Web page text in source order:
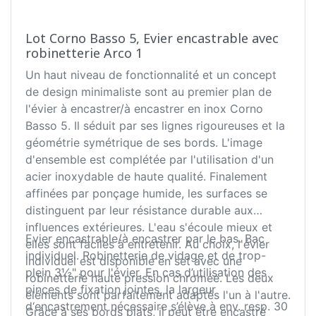
Lot Corno Basso 5, Evier encastrable avec
robinetterie Arco 1
Un haut niveau de fonctionnalité et un concept
de design minimaliste sont au premier plan de
l'évier à encastrer/à encastrer en inox Corno
Basso 5. Il séduit par ses lignes rigoureuses et la
géométrie symétrique de ses bords. L'image
d'ensemble est complétée par l'utilisation d'un
acier inoxydable de haute qualité. Finalement
affinées par ponçage humide, les surfaces se
distinguent par leur résistance durable aux
influences extérieures. L'eau s'écoule mieux et
elles sont faciles à entretenir. Au choix, l'évier
individuel est disponible en set avec une
robinetterie haute pression chromée. Les deux
éléments sont parfaitement adaptés l'un à l'autre.
Grâce à ses bords plats, il peut être encastré
Evier encastrable/à encastrer par le bas. Bac
individuel. Robinetterie de vidage et de trop-
plein 3½" pour l'évier. En cas d’utilisation des
pinces de fixation jointes, la largeur
d‘encastrement nécessaire s’élève à env. resp. 30